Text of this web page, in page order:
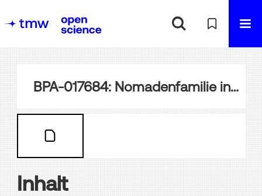
BPA-017684: Nomadenfamilie in Nubien
Inhalt